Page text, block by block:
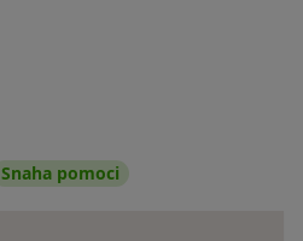
Snaha pomoci